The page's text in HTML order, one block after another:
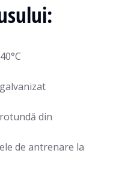
din
de antrenare la